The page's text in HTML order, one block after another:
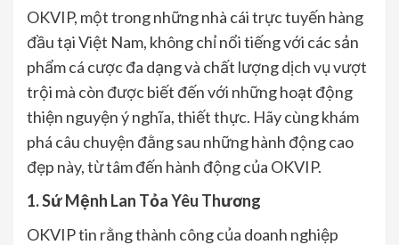
OKVIP, một trong những nhà cái trực tuyến hàng
đầu tại Việt Nam, không chỉ nổi tiếng với các sản
phẩm cá cược đa dạng và chất lượng dịch vụ vượt
trội mà còn được biết đến với những hoạt động
thiện nguyện ý nghĩa, thiết thực. Hãy cùng khám
phá câu chuyện đằng sau những hành động cao
đẹp này, từ tâm đến hành động của OKVIP.
1. Sứ Mệnh Lan Tỏa Yêu Thương
OKVIP tin rằng thành công của doanh nghiệp